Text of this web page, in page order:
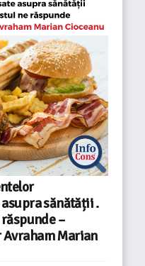
sănătății .
–
Avraham Marian